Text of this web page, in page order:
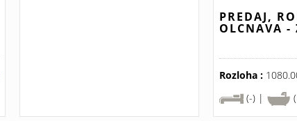
PREDAJ,
OLCNAVA
Rozloha :
(-) |